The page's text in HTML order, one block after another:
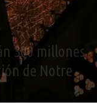
300 millones
de Notre